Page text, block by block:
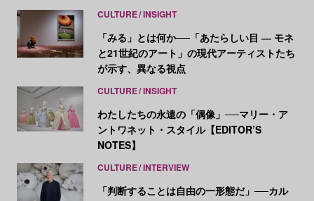
CULTURE INSIGHT
「みる」とは何か──「あたらしい目 ― モネ
と21世紀のアート」の現代アーティストたち
が示す、異なる視点
CULTURE INSIGHT
わたしたちの永遠の「偶像」──マリー・ア
ントワネット・スタイル【EDITOR’S
NOTES】
CULTURE INTERVIEW
「判断することは自由の一形態だ」──カル